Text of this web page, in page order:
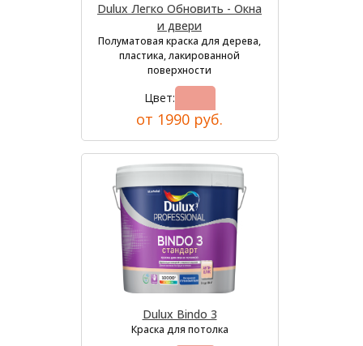
Dulux Легко Обновить - Окна
и двери
Полуматовая краска для дерева,
пластика, лакированной
поверхности
Цвет:
от 1990 руб.
Dulux Bindo 3
Краска для потолка